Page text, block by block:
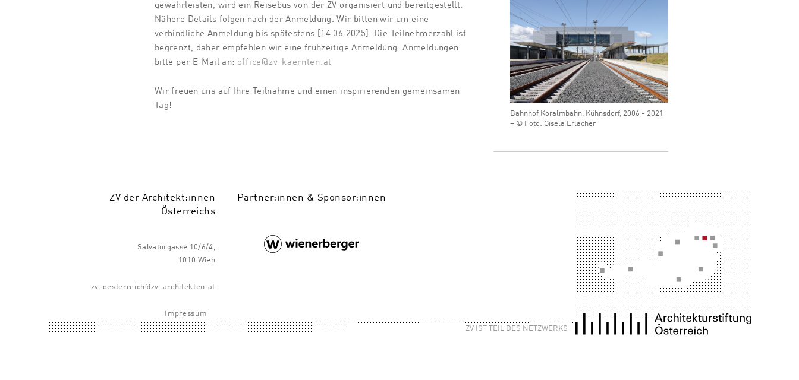
Bahnhof Koralmbahn, Kühnsdorf, 2006 - 2021
– © Foto: Gisela Erlacher
gewährleisten, wird ein Reisebus von der ZV organisiert und bereitgestellt.
Nähere Details folgen nach der Anmeldung. Wir bitten wir um eine
verbindliche Anmeldung bis spätestens [14.06.2025]. Die Teilnehmerzahl ist
begrenzt, daher empfehlen wir eine frühzeitige Anmeldung. Anmeldungen
bitte per E-Mail an: office@zv-kaernten.at
Wir freuen uns auf Ihre Teilnahme und einen inspirierenden gemeinsamen
Tag!
ZV der Architekt:innen
Österreichs
Salvatorgasse 10/6/4,
1010 Wien
zv-oesterreich@zv-architekten.at
Partner:innen & Sponsor:innen
Impressum
ZV IST TEIL DES NETZWERKS